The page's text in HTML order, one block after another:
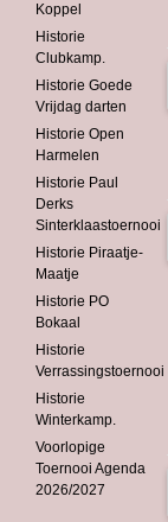
Koppel
Historie
Clubkamp.
Historie Goede
Vrijdag darten
Historie Open
Harmelen
Historie Paul
Derks
Sinterklaastoernooi
Historie Piraatje-
Maatje
Historie PO
Bokaal
Historie
Verrassingstoernooi
Historie
Winterkamp.
Voorlopige
Toernooi Agenda
2026/2027